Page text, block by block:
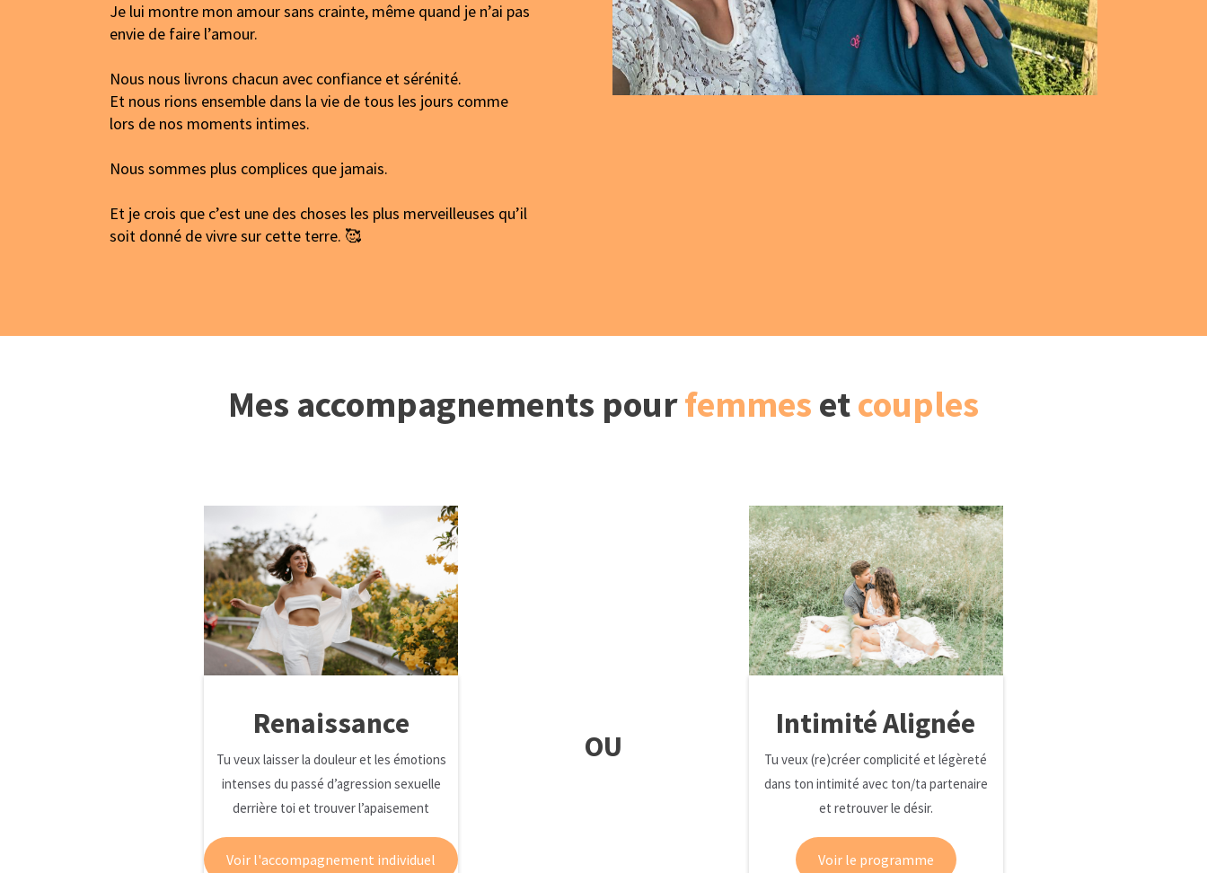
Je lui montre mon amour sans crainte, même quand je n’ai pas
envie de faire l’amour.
Nous nous livrons chacun avec confiance et sérénité.
Et nous rions ensemble dans la vie de tous les jours comme
lors de nos moments intimes.
Nous sommes plus complices que jamais.
Et je crois que c’est une des choses les plus merveilleuses qu’il
soit donné de vivre sur cette terre. 🥰
Mes accompagnements pourfemmes etcouples
Renaissance
Tu veux laisser la douleur et les émotions
intenses du passé d’agression sexuelle
derrière toi et trouver l’apaisement
Voir l'accompagnement individuel
OU
Intimité Alignée
Tu veux (re)créer complicité et légèreté
dans ton intimité avec ton/ta partenaire
et retrouver le désir.
Voir le programme